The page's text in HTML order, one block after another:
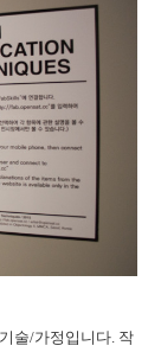
술/가정입니다. 작